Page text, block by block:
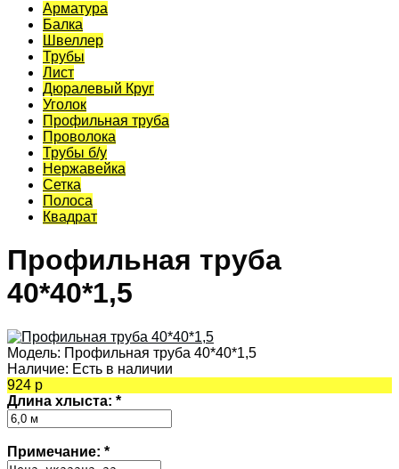
Арматура
Балка
Швеллер
Трубы
Лист
Дюралевый Круг
Уголок
Профильная труба
Проволока
Трубы б/у
Нержавейка
Сетка
Полоса
Квадрат
Профильная труба
40*40*1,5
Модель: Профильная труба 40*40*1,5
Наличие: Есть в наличии
924 р
Длина хлыста: *
Примечание: *